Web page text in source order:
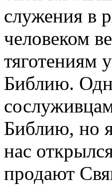
служения в
человеком
тяготениям
Библию.
Библию, но
нас
продают